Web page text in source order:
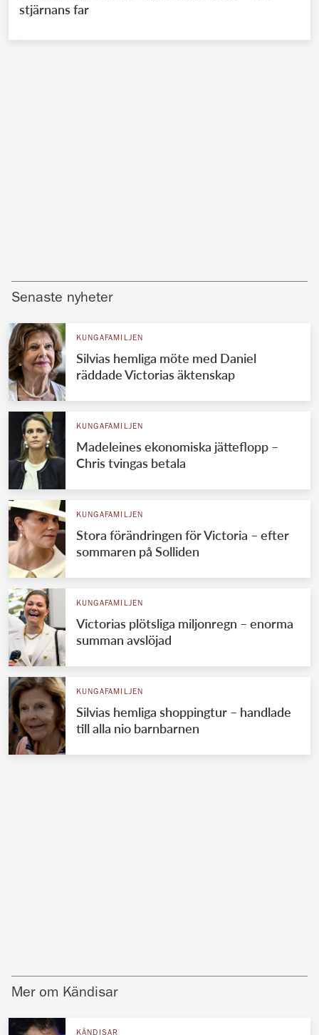
stjärnans far
Senaste nyheter
KUNGAFAMILJEN
Silvias hemliga möte med Daniel
räddade Victorias äktenskap
KUNGAFAMILJEN
Madeleines ekonomiska jätteflopp –
Chris tvingas betala
KUNGAFAMILJEN
Stora förändringen för Victoria – efter
sommaren på Solliden
KUNGAFAMILJEN
Victorias plötsliga miljonregn – enorma
summan avslöjad
KUNGAFAMILJEN
Silvias hemliga shoppingtur – handlade
till alla nio barnbarnen
Mer om Kändisar
KÄNDISAR